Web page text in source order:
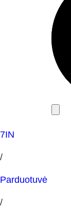
7IN
/
Parduotuvė
/